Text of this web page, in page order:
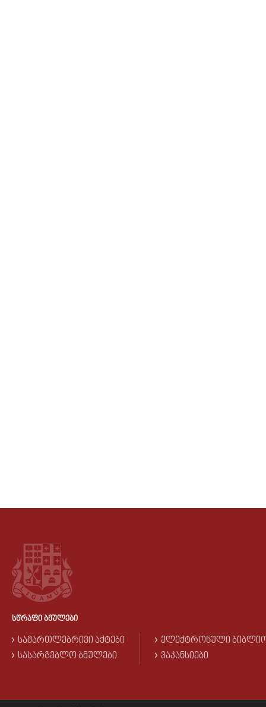
ᲡᲬᲠᲐᲤᲘ ᲑᲛᲣᲚᲔᲑᲘ
ᲡᲐᲛᲐᲠᲗᲚᲔᲑᲠᲘᲕᲘ ᲐᲥᲢᲔᲑᲘ
ᲡᲐᲡᲐᲠᲒᲔᲑᲚᲝ ᲑᲛᲣᲚᲔᲑᲘ
ᲔᲚᲔᲥᲢᲠᲝᲜᲣᲚᲘ
ᲕᲐᲙᲐᲜᲡᲘᲔᲑᲘ